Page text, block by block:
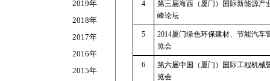
2019年
2018年
2017年
2016年
2015年
4
第三届海西（厦门）国际新能源产
峰论坛
5
2014厦门绿色环保建材、节能汽车
览会
6
第六届中国（厦门）国际工程机械
览会